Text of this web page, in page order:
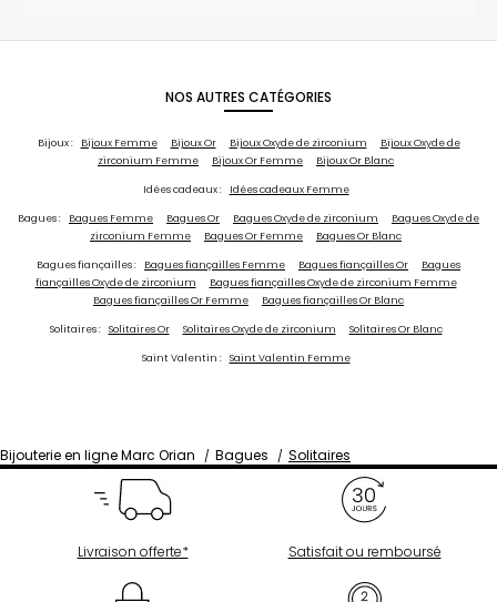
NOS AUTRES CATÉGORIES
Bijoux : Bijoux Femme Bijoux Or Bijoux Oxyde de zirconium
Bijoux Oxyde de
zirconium Femme
Bijoux Or Femme Bijoux Or Blanc
Idées cadeaux : Idées cadeaux Femme
Bagues : Bagues Femme Bagues Or Bagues Oxyde de zirconium
Bagues Oxyde de
zirconium Femme
Bagues Or Femme Bagues Or Blanc
Bagues fiançailles : Bagues fiançailles Femme Bagues fiançailles Or
Bagues
fiançailles Oxyde de zirconium
Bagues fiançailles Oxyde de zirconium Femme
Bagues fiançailles Or Femme
Bagues fiançailles Or Blanc
Solitaires : Solitaires Or Solitaires Oxyde de zirconium Solitaires Or Blanc
Saint Valentin : Saint Valentin Femme
Bijouterie en ligne Marc Orian Bagues Solitaires
Livraison offerte* Satisfait ou remboursé